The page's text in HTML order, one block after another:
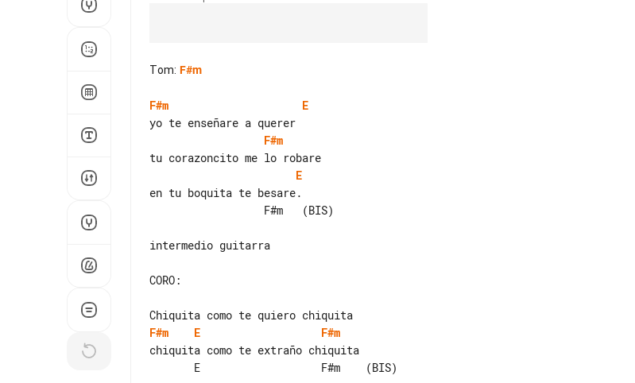
Tom: F#m
F#m
E
F#m
E
en tu boquita te besare.
intermedio guitarra
CORO:
F#m
E
F#m
chiquita como te extraño chiquita